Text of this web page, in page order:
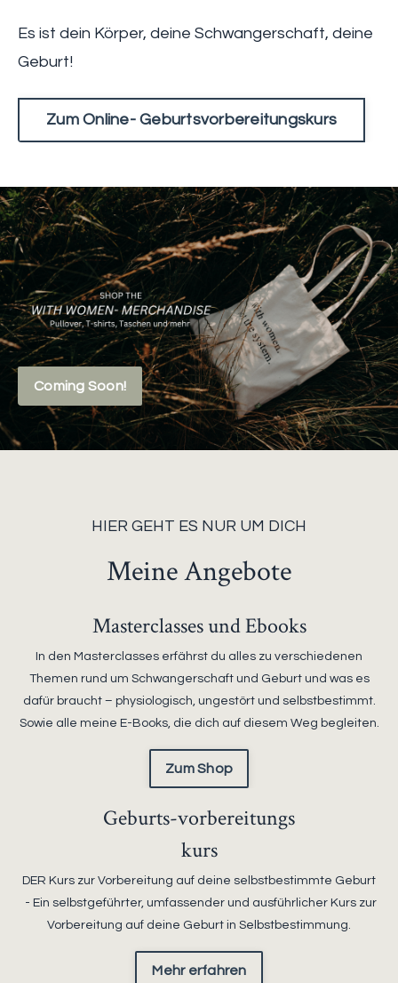
Es ist dein Körper, deine Schwangerschaft, deine
Geburt!
Zum Online- Geburtsvorbereitungskurs
Coming Soon!
HIER GEHT ES NUR UM DICH
Meine Angebote
Masterclasses und Ebooks
In den Masterclasses erfährst du alles zu verschiedenen
Themen rund um Schwangerschaft und Geburt und was es
dafür braucht – physiologisch, ungestört und selbstbestimmt.
Sowie alle meine E-Books, die dich auf diesem Weg begleiten.
Zum Shop
Geburts-vorbereitungs
kurs
DER Kurs zur Vorbereitung auf deine selbstbestimmte Geburt
- Ein selbstgeführter, umfassender und ausführlicher Kurs zur
Vorbereitung auf deine Geburt in Selbstbestimmung.
Mehr erfahren